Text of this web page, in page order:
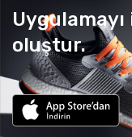
oluştur.